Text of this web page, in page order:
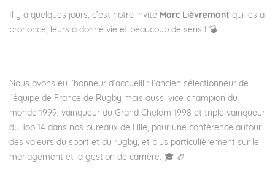
Il y a quelques jours, c’est notre invité Marc Lièvremont qui les a
prononcé, leurs a donné vie et beaucoup de sens ! 💣
Nous avons eu l’honneur d’accueillir l’ancien sélectionneur de
l’équipe de France de Rugby mais aussi vice-champion du
monde 1999, vainqueur du Grand Chelem 1998 et triple vainqueur
du Top 14 dans nos bureaux de Lille, pour une conférence autour
des valeurs du sport et du rugby, et plus particulièrement sur le
management et la gestion de carrière. 🎓 🏉